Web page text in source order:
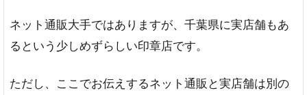
鑑
材
り
ネット通販大手ではありますが、千葉県に実店舗もあ
るという少しめずらしい印章店です。
ただし、ここでお伝えするネット通販と実店舗は別の